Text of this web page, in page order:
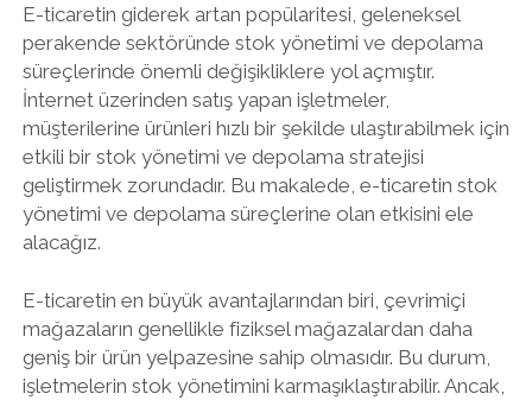
E-ticaretin giderek artan popülaritesi, geleneksel
perakende sektöründe stok yönetimi ve depolama
süreçlerinde önemli değişikliklere yol açmıştır.
İnternet üzerinden satış yapan işletmeler,
müşterilerine ürünleri hızlı bir şekilde ulaştırabilmek için
etkili bir stok yönetimi ve depolama stratejisi
geliştirmek zorundadır. Bu makalede, e-ticaretin stok
yönetimi ve depolama süreçlerine olan etkisini ele
alacağız.
E-ticaretin en büyük avantajlarından biri, çevrimiçi
mağazaların genellikle fiziksel mağazalardan daha
geniş bir ürün yelpazesine sahip olmasıdır. Bu durum,
işletmelerin stok yönetimini karmaşıklaştırabilir. Ancak,